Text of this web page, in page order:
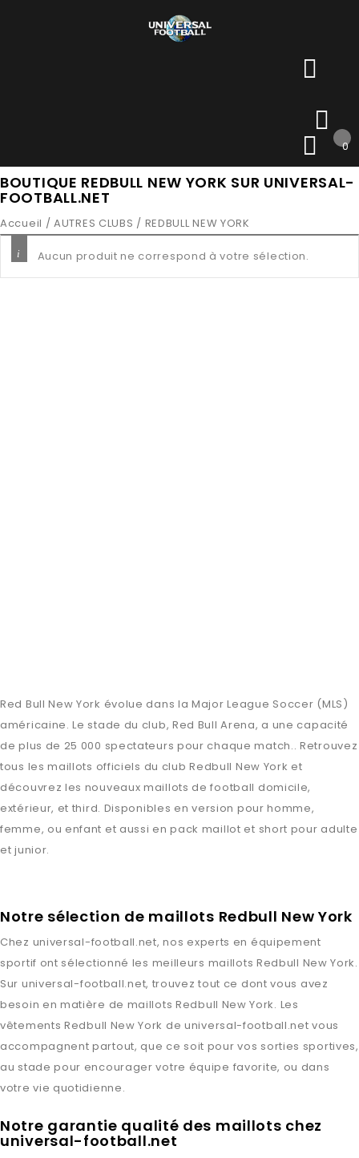
0
BOUTIQUE REDBULL NEW YORK SUR UNIVERSAL-
FOOTBALL.NET
Accueil /AUTRES CLUBS / REDBULL NEW YORK
Aucun produit ne correspond à votre sélection.
Red Bull New York évolue dans la Major League Soccer (MLS)
américaine. Le stade du club, Red Bull Arena, a une capacité
de plus de 25 000 spectateurs pour chaque match.. Retrouvez
tous les maillots officiels du club Redbull New York et
découvrez les nouveaux maillots de football domicile,
extérieur, et third. Disponibles en version pour homme,
femme, ou enfant et aussi en pack maillot et short pour adulte
et junior.
Notre sélection de maillots Redbull New York
Chez universal-football.net, nos experts en équipement
sportif ont sélectionné les meilleurs maillots Redbull New York.
Sur universal-football.net, trouvez tout ce dont vous avez
besoin en matière de maillots Redbull New York. Les
vêtements Redbull New York deuniversal-football.net vous
accompagnent partout, que ce soit pour vos sorties sportives,
au stade pour encourager votre équipe favorite, ou dans
votre vie quotidienne.
Notre garantie qualité des maillots chez
universal-football.net